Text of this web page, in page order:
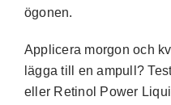
ögonen.
Applicera morgon och
lägga till en ampull?
eller Retinol Power